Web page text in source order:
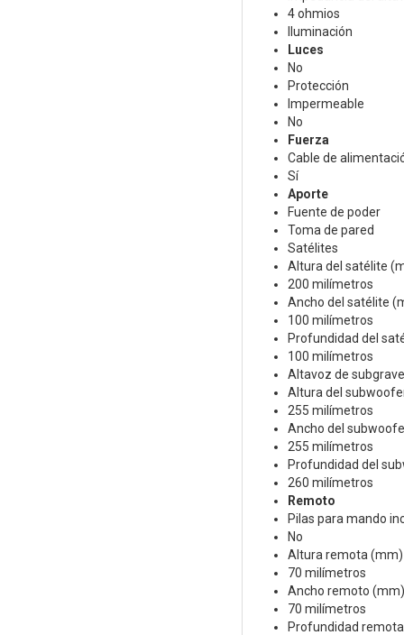
4 ohmios
Iluminación
Luces
No
Protección
Impermeable
No
Fuerza
Cable de
Sí
Aporte
Fuente de poder
Toma de pared
Satélites
Altura del satélite
200 milímetros
Ancho del satélite
100 milímetros
Profundidad del
100 milímetros
Altavoz de
Altura del
255 milímetros
Ancho del
255 milímetros
Profundidad del
260 milímetros
Remoto
Pilas para mando
No
Altura remota (mm)
70 milímetros
Ancho remoto (mm)
70 milímetros
Profundidad